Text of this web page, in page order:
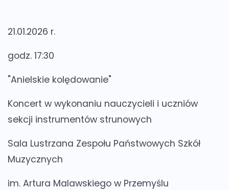
21.01.2026 r.
godz. 17:30
"Anielskie kolędowanie"
Koncert w wykonaniu nauczycieli i uczniów
sekcji instrumentów strunowych
Sala Lustrzana Zespołu Państwowych Szkół
Muzycznych
im. Artura Malawskiego w Przemyślu